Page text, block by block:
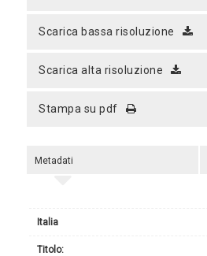
scarica bassa risoluzione
scarica alta risoluzione
stampa su pdf
Metadati
Italia
titolo: